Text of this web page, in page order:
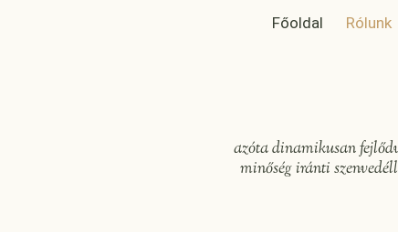
Főoldal Rólunk
azóta dinamikusan
minőség iránti